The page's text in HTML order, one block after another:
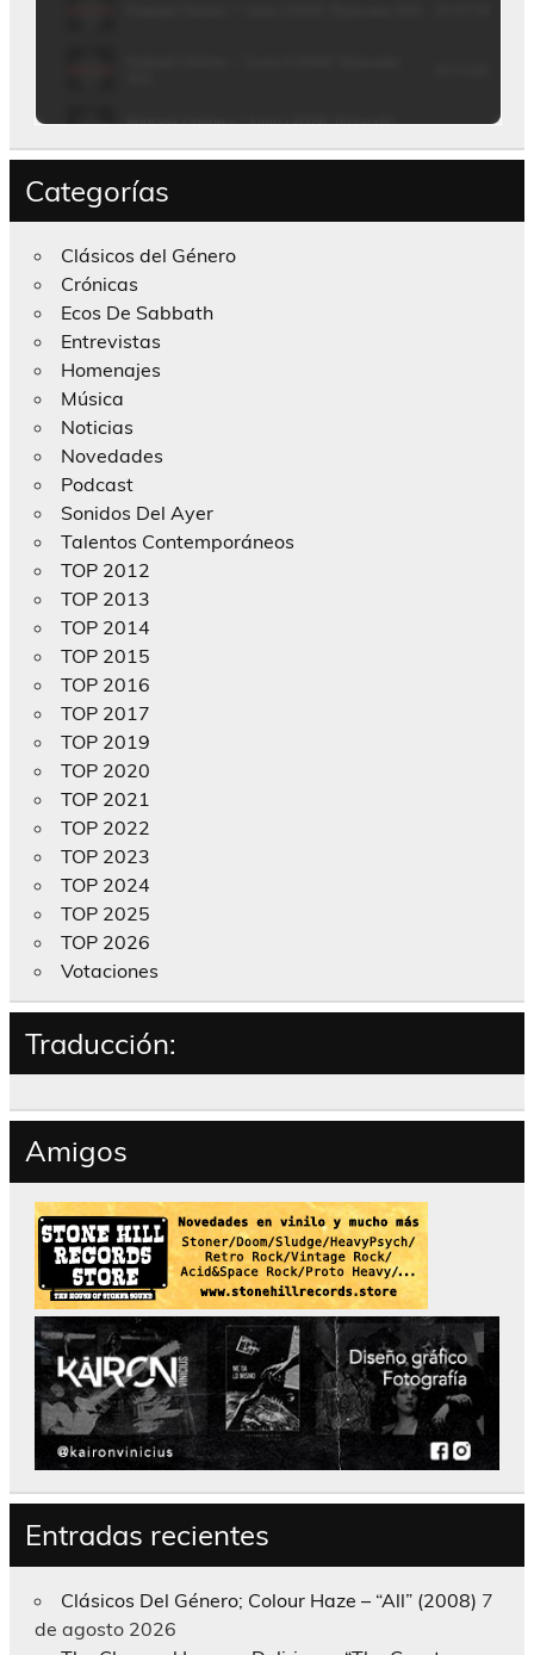
Categorías
Clásicos del Género
Crónicas
Ecos De Sabbath
Entrevistas
Homenajes
Música
Noticias
Novedades
Podcast
Sonidos Del Ayer
Talentos Contemporáneos
TOP 2012
TOP 2013
TOP 2014
TOP 2015
TOP 2016
TOP 2017
TOP 2019
TOP 2020
TOP 2021
TOP 2022
TOP 2023
TOP 2024
TOP 2025
TOP 2026
Votaciones
Traducción:
Amigos
Entradas recientes
Clásicos Del Género; Colour Haze – “All” (2008) 7
de agosto 2026